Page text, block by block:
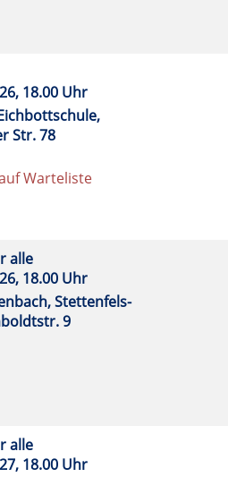
18.00 Uhr
Str. 78
Warteliste
alle
18.00 Uhr
Stettenfels-
9
alle
18.00 Uhr